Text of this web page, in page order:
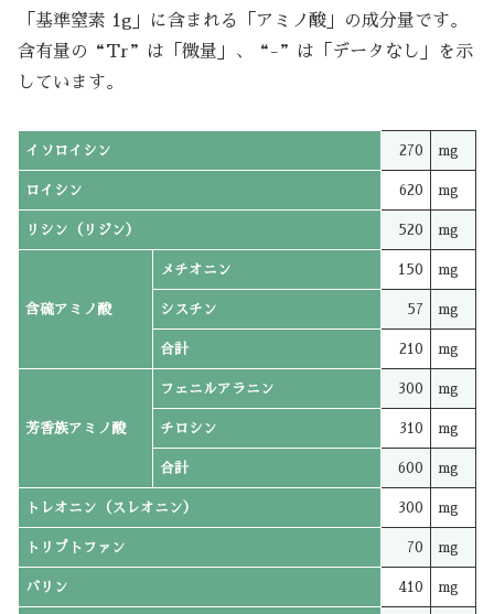
「基準窒素 1g」に含まれる「アミノ酸」の成分量です。
含有量の“Tr”は「微量」、“-”は「データなし」を示
しています。
イソロイシン 270 mg
ロイシン 620 mg
リシン（リジン） 520 mg
含硫アミノ酸
メチオニン 150 mg
シスチン 57 mg
合計 210 mg
芳香族アミノ酸
フェニルアラニン 300 mg
チロシン 310 mg
合計 600 mg
トレオニン（スレオニン） 300 mg
トリプトファン 70 mg
バリン 410 mg